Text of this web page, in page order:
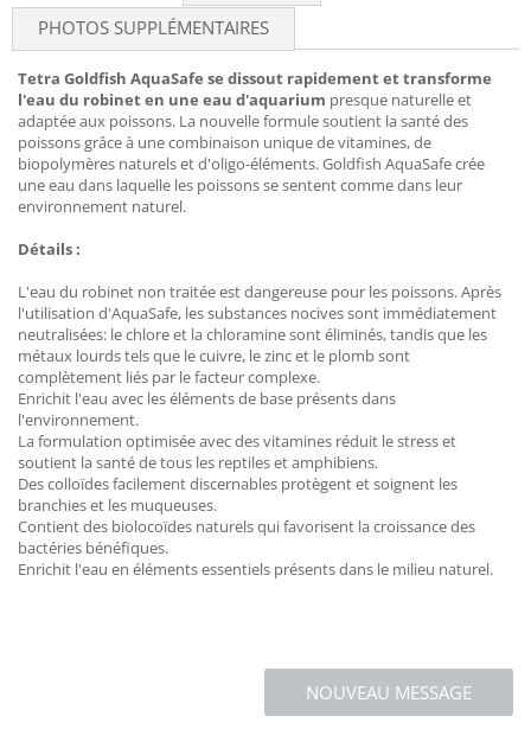
PHOTOS SUPPLÉMENTAIRES
Tetra Goldfish AquaSafe se dissout rapidement et transforme
l'eau du robinet en une eau d'aquarium presque naturelle et
adaptée aux poissons. La nouvelle formule soutient la santé des
poissons grâce à une combinaison unique de vitamines, de
biopolymères naturels et d'oligo-éléments. Goldfish AquaSafe crée
une eau dans laquelle les poissons se sentent comme dans leur
environnement naturel.
Détails :
L'eau du robinet non traitée est dangereuse pour les poissons. Après
l'utilisation d'AquaSafe, les substances nocives sont immédiatement
neutralisées: le chlore et la chloramine sont éliminés, tandis que les
métaux lourds tels que le cuivre, le zinc et le plomb sont
complètement liés par le facteur complexe.
Enrichit l'eau avec les éléments de base présents dans
l'environnement.
La formulation optimisée avec des vitamines réduit le stress et
soutient la santé de tous les reptiles et amphibiens.
Des colloïdes facilement discernables protègent et soignent les
branchies et les muqueuses.
Contient des biolocoïdes naturels qui favorisent la croissance des
bactéries bénéfiques.
Enrichit l'eau en éléments essentiels présents dans le milieu naturel.
NOUVEAU MESSAGE